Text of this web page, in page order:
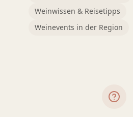
Weinwissen & Reisetipps
Weinevents in der Region